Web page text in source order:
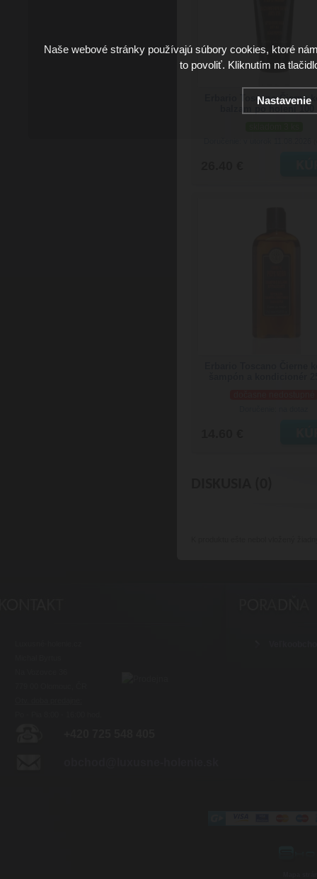
Erbario Toscano Čierne
Naše webové stránky používajú súbory cookies, ktoré
to povoliť. Kliknutím na
Nastavenie